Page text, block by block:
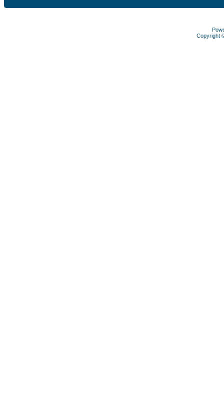
Copyright